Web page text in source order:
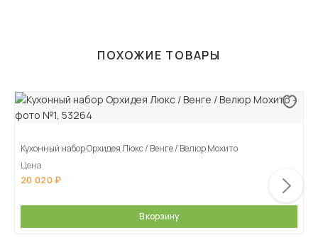
ПОХОЖИЕ ТОВАРЫ
Кухонный набор Орхидея Люкс / Венге / Велюр Мохито
Цена
20 020
В корзину